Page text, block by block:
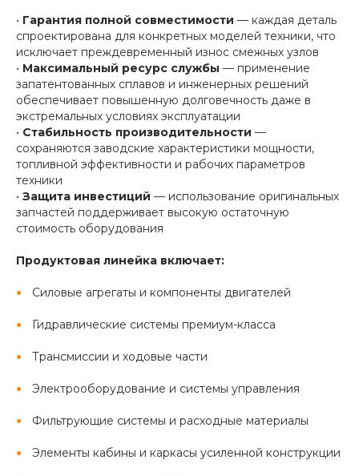
• Гарантия полной совместимости — каждая деталь
спроектирована для конкретных моделей техники, что
исключает преждевременный износ смежных узлов
• Максимальный ресурс службы — применение
запатентованных сплавов и инженерных решений
обеспечивает повышенную долговечность даже в
экстремальных условиях эксплуатации
• Стабильность производительности —
сохраняются заводские характеристики мощности,
топливной эффективности и рабочих параметров
техники
• Защита инвестиций — использование оригинальных
запчастей поддерживает высокую остаточную
стоимость оборудования
Продуктовая линейка включает:
Силовые агрегаты и компоненты двигателей
Гидравлические системы премиум-класса
Трансмиссии и ходовые части
Электрооборудование и системы управления
Фильтрующие системы и расходные материалы
Элементы кабины и каркасы усиленной конструкции